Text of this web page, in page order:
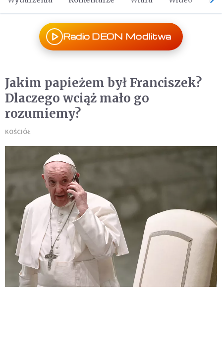
Radio DEON Modlitwa
Jakim papieżem był Franciszek?
Dlaczego wciąż mało go
rozumiemy?
KOŚCIÓŁ